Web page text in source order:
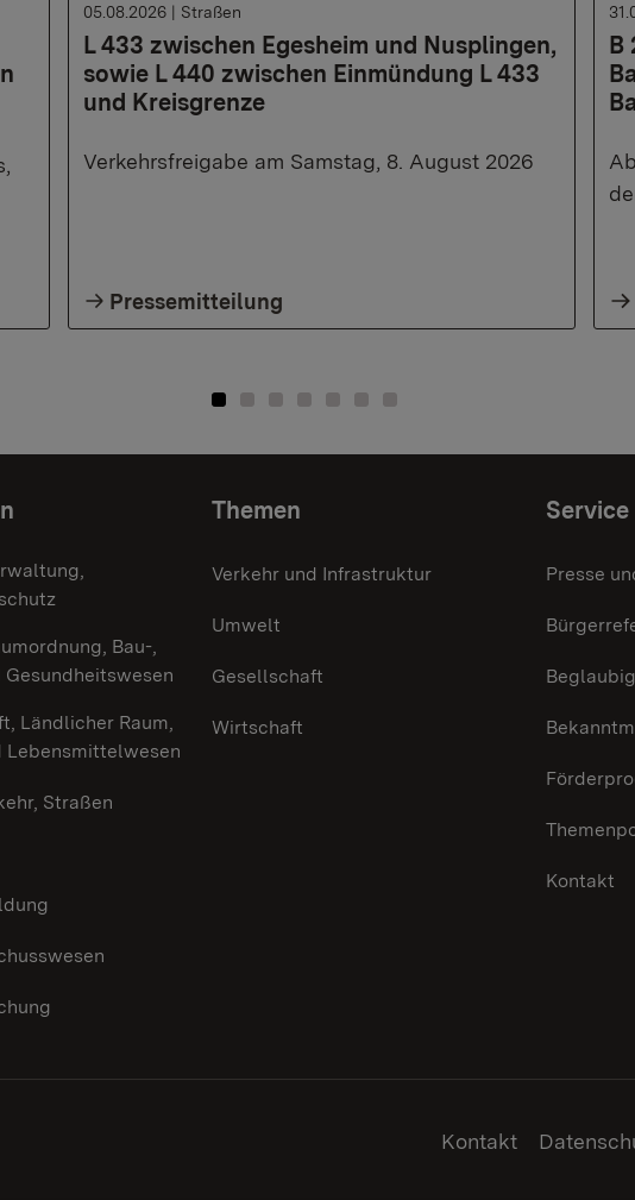
L 433 zwischen Egesheim und Nusplingen,
sowie L 440 zwischen Einmündung L 433
und Kreisgrenze
05.08.2026 | Straßen
Verkehrsfreigabe am Samstag, 8. August 2026
Pressemitteilung
B
Bau-,
Ländlicher Raum,
Lebensmittelwesen
Straßen
Themen
Verkehr und Infrastruktur
Umwelt
Gesellschaft
Wirtschaft
Service
Presse
Kontakt
Kontakt